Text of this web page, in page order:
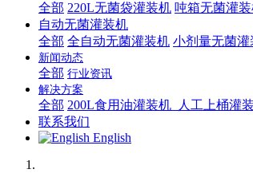
全部 220L无菌袋灌装机 吨箱无菌灌
自动无菌灌装机
全部 全自动无菌灌装机 小剂量无菌灌
新闻动态
全部 行业资讯
解决方案
全部 200L食用油灌装机_人工上桶灌
联系我们
English